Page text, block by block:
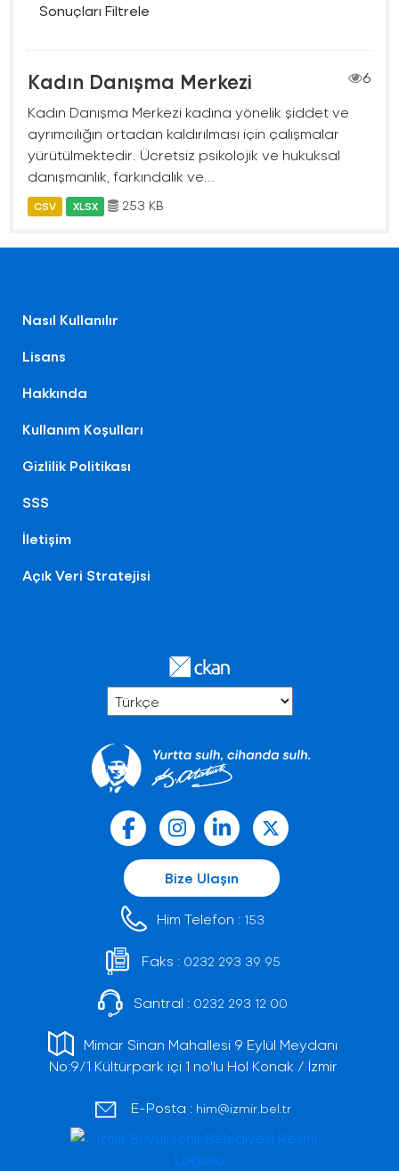
Sonuçları Filtrele
Kadın Danışma Merkezi
6
Kadın Danışma Merkezi kadına yönelik şiddet ve
ayrımcılığın ortadan kaldırılması için çalışmalar
yürütülmektedir. Ücretsiz psikolojik ve hukuksal
danışmanlık, farkındalık ve...
CSV XLSX 253 KB
Nasıl Kullanılır
Lisans
Hakkında
Kullanım Koşulları
Gizlilik Politikası
SSS
İletişim
Açık Veri Stratejisi
Bize Ulaşın
Him Telefon : 153
Faks : 0232 293 39 95
Santral : 0232 293 12 00
Mimar Sinan Mahallesi 9 Eylül Meydanı
No:9/1 Kültürpark içi 1 no'lu Hol Konak / İzmir
E-Posta : him@izmir.bel.tr